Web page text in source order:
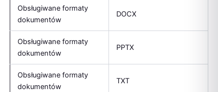
Obsługiwane formaty
dokumentów
DOCX
Obsługiwane formaty
dokumentów
PPTX
Obsługiwane formaty
dokumentów
TXT